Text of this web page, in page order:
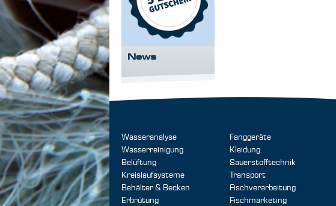
News
Wasseranalyse
Wasserreinigung
Belüftung
Kreislaufsysteme
Behälter & Becken
Erbrütung
Fanggeräte
Kleidung
Sauerstofftechnik
Transport
Fischverarbeitung
Fischmarketing